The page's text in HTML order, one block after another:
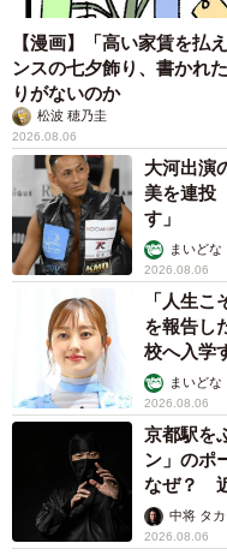
【漫画】「高い家賃を払
ンスの七夕飾り、書かれ
りがないのか
松波 穂乃圭
2026.08.06
大河出演
美を連投
す」
まいどな
2026.08.06
「人生
を報告し
校へ入学
まいどな
2026.08.06
京都駅を
ン」のポ
なぜ？
未熟」中将 タカ
2026.08.06